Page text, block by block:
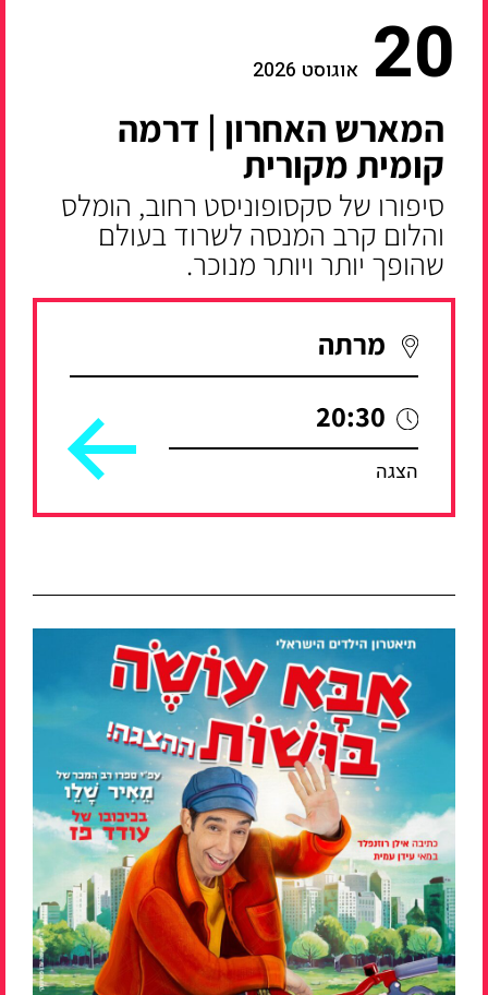
20 אוגוסט 2026
המארש האחרון | דרמה
קומית מקורית
סיפורו של סקסופוניסט רחוב, הומלס
והלום קרב המנסה לשרוד בעולם
שהופך יותר ויותר מנוכר.
מרתה
20:30
הצגה